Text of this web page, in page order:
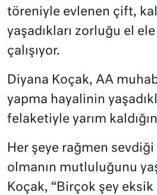
töreniyle evlenen çift,
yaşadıkları zorluğu el
çalışıyor.
Diyana Koçak, AA
yapma hayalinin
felaketiyle yarım
Her şeye rağmen
olmanın mutluluğunu
Koçak, “Birçok şey eksik